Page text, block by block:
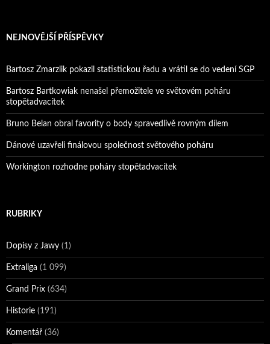
NEJNOVĚJŠÍ PŘÍSPĚVKY
Bartosz Zmarzlik pokazil statistickou řadu a vrátil se do vedení SGP
Bartosz Bartkowiak nenašel přemožitele ve světovém poháru
stopětadvacítek
Bruno Belan obral favority o body spravedlivě rovným dílem
Dánové uzavřeli finálovou společnost světového poháru
Workington rozhodne poháry stopětadvacítek
RUBRIKY
Dopisy z Jawy (1)
Extraliga (1 099)
Grand Prix (634)
Historie (191)
Komentář (36)